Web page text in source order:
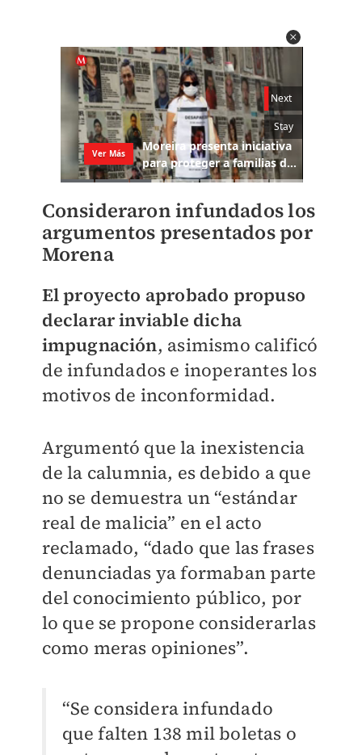
Consideraron infundados los
argumentos presentados por
Morena
El proyecto aprobado propuso
declarar inviable dicha
impugnación, asimismo calificó
de infundados e inoperantes los
motivos de inconformidad.
Argumentó que la inexistencia
de la calumnia, es debido a que
no se demuestra un “estándar
real de malicia” en el acto
reclamado, “dado que las frases
denunciadas ya formaban parte
del conocimiento público, por
lo que se propone considerarlas
como meras opiniones”.
“Se considera infundado
que falten 138 mil boletas o